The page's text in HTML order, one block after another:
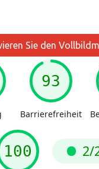
Sie den